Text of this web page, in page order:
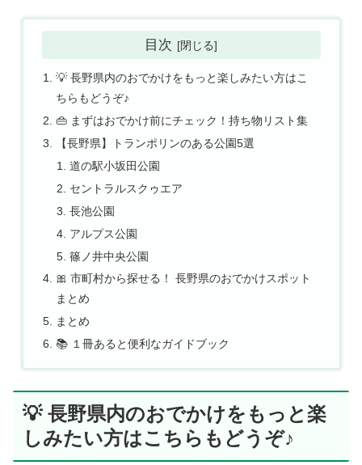
目次
💡 長野県内のおでかけをもっと楽しみたい方はこ
ちらもどうぞ♪
👜 まずはおでかけ前にチェック！持ち物リスト集
【長野県】トランポリンのある公園5選
道の駅小坂田公園
セントラルスクゥエア
長池公園
アルプス公園
篠ノ井中央公園
🎀 市町村から探せる！ 長野県のおでかけスポット
まとめ
まとめ
📚 １冊あると便利なガイドブック
💡 長野県内のおでかけをもっと楽
しみたい方はこちらもどうぞ♪